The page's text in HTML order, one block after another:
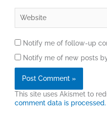
Notify me of follow-up
Notify me of new posts
This site uses Akismet to
comment data is processed.